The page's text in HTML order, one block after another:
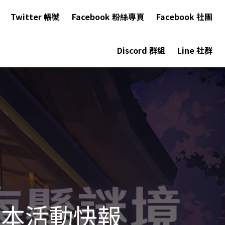
Twitter 帳號 Facebook 粉絲專頁 Facebook 社團
Discord 群組 Line 社群
活動快報